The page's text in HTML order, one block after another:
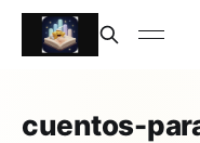
cuentos-